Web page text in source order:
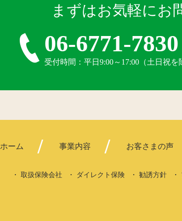
まずはお気軽にお
06-6771-7830
受付時間：平日9:00～17:00（土日祝を
ホーム 事業内容 お客さまの声
取扱保険会社 ダイレクト保険 勧誘方針